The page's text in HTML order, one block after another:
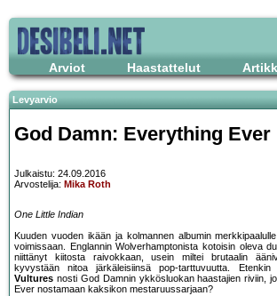
Arviot Haastattelut
Levyarvio
God Damn: Everything Ever
Julkaistu: 24.09.2016
Arvostelija: Mika Roth
One Little Indian
Kuuden vuoden ikään ja kolmannen albumin
voimissaan. Englannin Wolverhamptonista kotoisin oleva
niittänyt kiitosta raivokkaan, usein miltei brutaalin
kyvystään nitoa järkäleisiinsä pop-tarttuvuutta.
Vultures nosti God Damnin ykkösluokan haastajien riviin,
Ever nostamaan kaksikon mestaruussarjaan?